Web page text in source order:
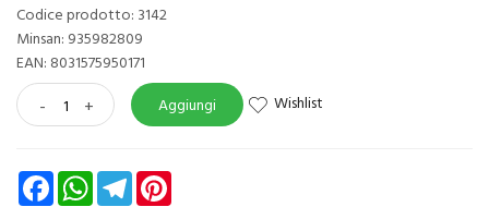
Codice prodotto: 3142
Minsan: 935982809
EAN: 8031575950171
- + Aggiungi Wishlist
FacebookWhatsAppTelegram